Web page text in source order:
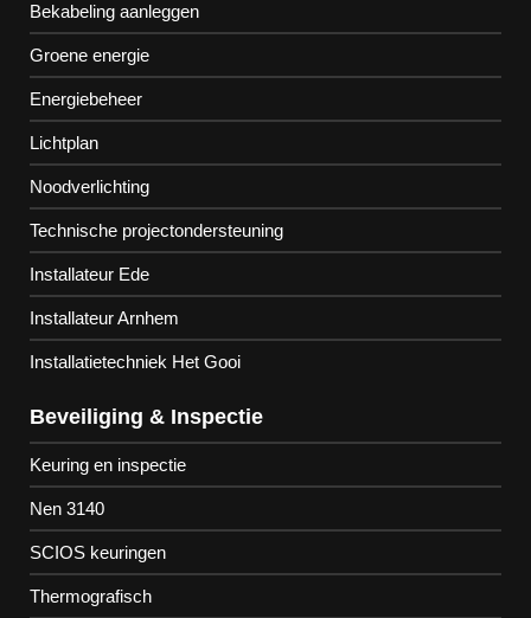
Bekabeling aanleggen
Groene energie
Energiebeheer
Lichtplan
Noodverlichting
Technische projectondersteuning
Installateur Ede
Installateur Arnhem
Installatietechniek Het Gooi
Beveiliging & Inspectie
Keuring en inspectie
Nen 3140
SCIOS keuringen
Thermografisch